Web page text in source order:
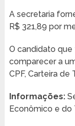
A secretaria
R$ 321,89 por
O candidato
comparecer a
CPF, Carteira de
Informações:
Econômico e